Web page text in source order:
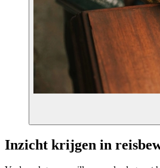
Inzicht krijgen in